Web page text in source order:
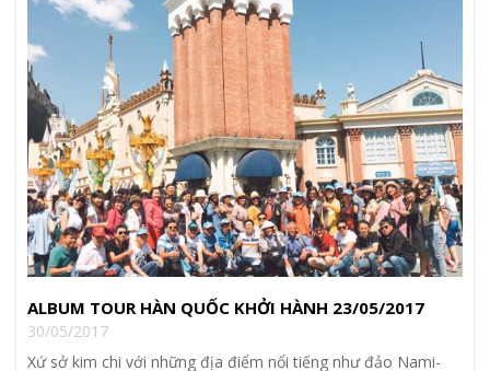
ALBUM TOUR HÀN QUỐC KHỞI HÀNH 23/05/2017
30/05/2017
Xứ sở kim chi với những địa điểm nổi tiếng như đảo Nami-